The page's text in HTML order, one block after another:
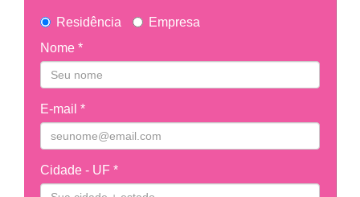
Residência
Empresa
Nome *
E-mail *
Cidade - UF *